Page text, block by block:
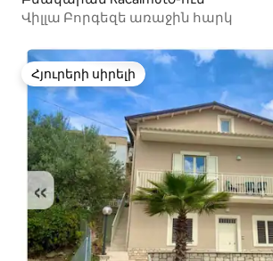
Վիլլա Բորգեզե առաջին հարկ
Հյուրերի սիրելի
Հյուրերի սիրելի